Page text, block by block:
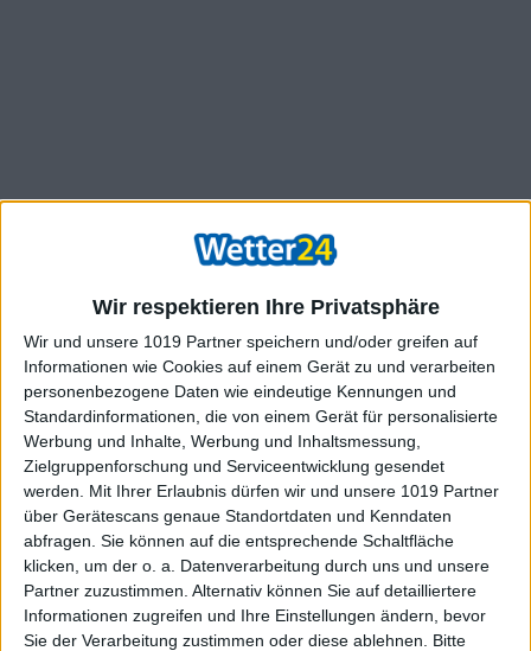
Wir respektieren Ihre Privatsphäre
Wir und unsere 1019 Partner speichern und/oder greifen auf
Informationen wie Cookies auf einem Gerät zu und verarbeiten
personenbezogene Daten wie eindeutige Kennungen und
Standardinformationen, die von einem Gerät für personalisierte
Werbung und Inhalte, Werbung und Inhaltsmessung,
Zielgruppenforschung und Serviceentwicklung gesendet
werden.
Mit Ihrer Erlaubnis dürfen wir und unsere 1019 Partner
über Gerätescans genaue Standortdaten und Kenndaten
abfragen. Sie können auf die entsprechende Schaltfläche
klicken, um der o. a. Datenverarbeitung durch uns und unsere
Partner zuzustimmen. Alternativ können Sie auf detailliertere
Informationen zugreifen und Ihre Einstellungen ändern, bevor
Sie der Verarbeitung zustimmen oder diese ablehnen.
Bitte